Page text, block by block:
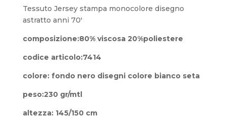
Tessuto Jersey stampa monocolore disegno
astratto anni 70′
composizione:80% viscosa 20%poliestere
codice articolo:7414
colore: fondo nero disegni colore bianco seta
peso:230 gr/mtl
altezza: 145/150 cm